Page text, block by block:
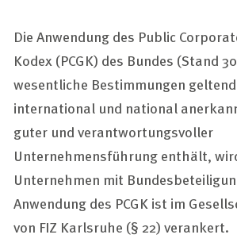
Die Anwendung des Public
Kodex (PCGK) des Bundes (Stand
wesentliche Bestimmungen
international und national
guter und verantwortungsvoller
Unternehmensführung enthält,
Unternehmen mit
Anwendung des PCGK ist im
von FIZ Karlsruhe (§ 22) verankert.